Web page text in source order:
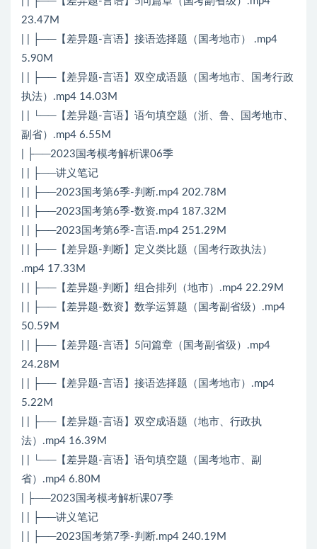
23.47M
| | ├──【差异题-言语】接语选择题（国考地市） .mp4
5.90M
| | ├──【差异题-言语】双空成语题（国考地市、国考行政
执法）.mp4 14.03M
| | └──【差异题-言语】语句填空题（浙、鲁、国考地市、
副省）.mp4 6.55M
| ├──2023国考模考解析课06季
| | ├──讲义笔记
| | ├──2023国考第6季-判断.mp4 202.78M
| | ├──2023国考第6季-数资.mp4 187.32M
| | ├──2023国考第6季-言语.mp4 251.29M
| | ├──【差异题-判断】定义类比题（国考行政执法）
.mp4 17.33M
| | ├──【差异题-判断】组合排列（地市）.mp4 22.29M
| | ├──【差异题-数资】数学运算题（国考副省级）.mp4
50.59M
| | ├──【差异题-言语】5问篇章（国考副省级）.mp4
24.28M
| | ├──【差异题-言语】接语选择题（国考地市）.mp4
5.22M
| | ├──【差异题-言语】双空成语题（地市、行政执
法）.mp4 16.39M
| | └──【差异题-言语】语句填空题（国考地市、副
省）.mp4 6.80M
| ├──2023国考模考解析课07季
| | ├──讲义笔记
| | ├──2023国考第7季-判断.mp4 240.19M